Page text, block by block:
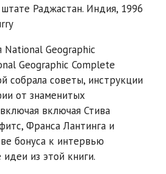
Раджастан. Индия, 1996
Geographic
Geographic Complete
собрала советы, инструкции
от знаменитых
включая Стива
Франса Лантинга и
бонуса к интервью
из этой книги.